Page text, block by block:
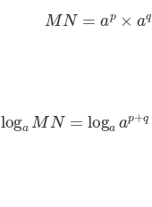
MN= ×a ap
log MN= log +q =